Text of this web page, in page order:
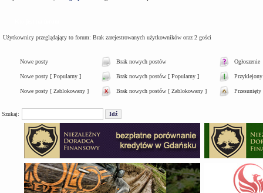
Użytkownicy przeglądający to forum: Brak zarejestrowanych użytkowników oraz 2 gości
Nowe posty Brak nowych postów Ogłoszenie
Nowe posty [ Popularny ] Brak nowych postów [ Popularny ] Przyklejony
Nowe posty [ Zablokowany ] Brak nowych postów [ Zablokowany ] Przesunięty
Szukaj: